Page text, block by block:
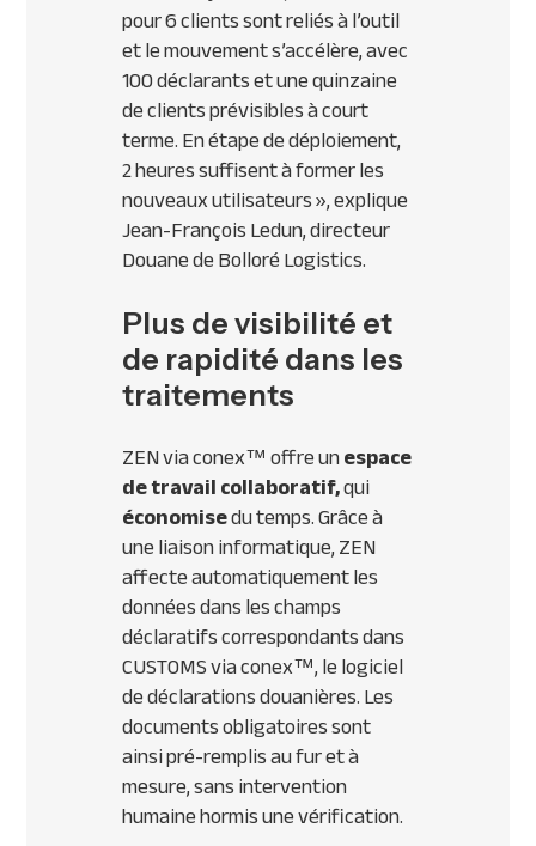
pour 6 clients sont reliés à l’outil
et le mouvement s’accélère, avec
100 déclarants et une quinzaine
de clients prévisibles à court
terme. En étape de déploiement,
2 heures suffisent à former les
nouveaux utilisateurs», explique
Jean-François Ledun, directeur
Douane de Bolloré Logistics.
Plus de visibilité et
de rapidité dans les
traitements
ZEN via conex™ offre unespace
de travail collaboratif,qui
économisedu temps. Grâce à
une liaison informatique, ZEN
affecte automatiquement les
données dans les champs
déclaratifs correspondants dans
CUSTOMS via conex™, le logiciel
de déclarations douanières. Les
documents obligatoires sont
ainsi pré-remplis au fur et à
mesure, sans intervention
humaine hormis une vérification.